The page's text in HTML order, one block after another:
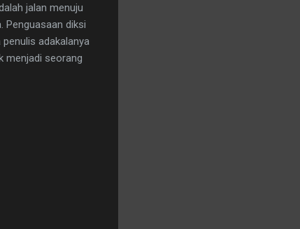
jalan menuju
Penguasaan diksi
adakalanya
menjadi seorang